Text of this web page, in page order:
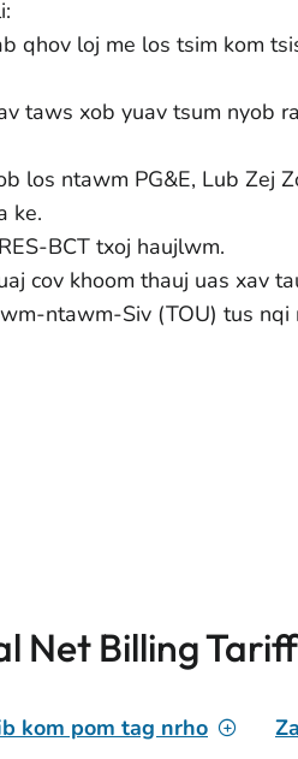
loj me los tsim kom
taws xob yuav tsum nyob
los ntawm PG&E, Lub Zej
ke.
BCT txoj haujlwm.
cov khoom thauj uas xav
ntawm-Siv (TOU) tus nqi
Net Billing
kom pom tag nrho